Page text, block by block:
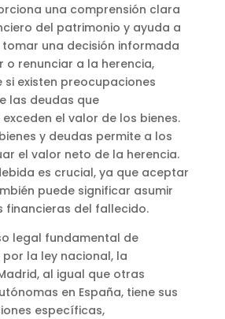
una comprensión clara
del patrimonio y ayuda a
una decisión informada
o renunciar a la herencia,
existen preocupaciones
las deudas que
el valor de los bienes.
y deudas permite a los
el valor neto de la herencia.
es crucial, ya que aceptar
puede significar asumir
financieras del fallecido.
legal fundamental de
la ley nacional, la
al igual que otras
en España, tiene sus
específicas,